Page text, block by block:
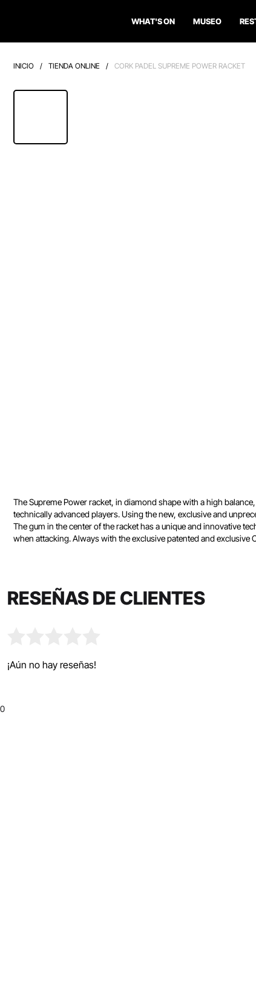
WHAT'S ON MUSEO
INICIO / TIENDA ONLINE / CORK PADEL SUPREME POWER RACKET
The Supreme Power racket, in diamond shape with a high
technically advanced players. Using the new, exclusive and
The gum in the center of the racket has a unique and innovative
when attacking. Always with the exclusive patented and exclusive
RESEÑAS DE CLIENTES
¡Aún no hay reseñas!
0